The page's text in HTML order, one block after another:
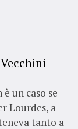
un caso se
Lourdes, a
tanto a